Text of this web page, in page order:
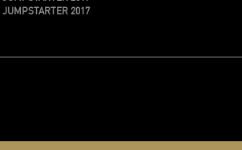
JUMPSTARTER 2017